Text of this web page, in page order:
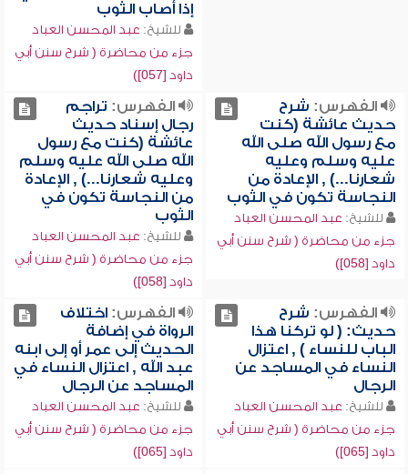
إذا أصاب الثوب
للشيخ: عبد المحسن العباد
جزء من محاضرة ( شرح سنن أبي
داود [057])
الفهرس: شرح
حديث عائشة (كنت
مع رسول الله صلى الله
عليه وسلم وعليه
شعارنا...) , الإعادة من
النجاسة تكون في الثوب
للشيخ: عبد المحسن العباد
جزء من محاضرة ( شرح سنن أبي
داود [058])
الفهرس: تراجم
رجال إسناد حديث
عائشة (كنت مع رسول
الله صلى الله عليه وسلم
وعليه شعارنا...) , الإعادة
من النجاسة تكون في
الثوب
للشيخ: عبد المحسن العباد
جزء من محاضرة ( شرح سنن أبي
داود [058])
الفهرس: شرح
حديث: ( لو تركنا هذا
الباب للنساء ) , اعتزال
النساء في المساجد عن
الرجال
للشيخ: عبد المحسن العباد
جزء من محاضرة ( شرح سنن أبي
داود [065])
الفهرس:اختلاف
الرواة في إضافة
الحديث إلى عمر أو إلى ابنه
عبد الله , اعتزال النساء في
المساجد عن الرجال
للشيخ: عبد المحسن العباد
جزء من محاضرة ( شرح سنن أبي
داود [065])